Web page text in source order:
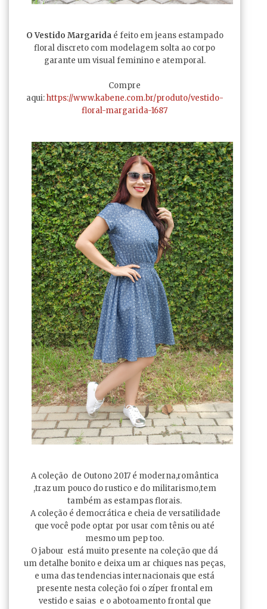
O Vestido Margaridaé feito em jeans estampado
floral discreto com modelagem solta ao corpo
garante um visual feminino e atemporal.
Compre
aqui:https://www.kabene.com.br/produto/vestido-
floral-margarida-1687
A coleção de Outono 2017 é moderna,romântica
,traz um pouco do rustico e do militarismo,tem
também as estampas florais.
A coleção é democrática e cheia de versatilidade
que você pode optar por usar com tênis ou até
mesmo um pep too.
O jabour está muito presente na coleção que dá
um detalhe bonito e deixa um ar chiques nas peças,
e uma das tendencias internacionais que está
presente nesta coleção foi o zíper frontal em
vestido e saias e o abotoamento frontal que